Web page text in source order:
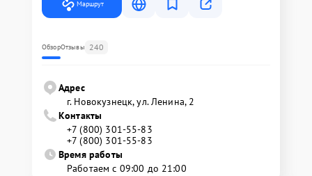
Маршрут
ОбзорОтзывы 240
Адрес
г. Новокузнецк, ул. Ленина, 2
Контакты
+7 (800) 301-55-83
+7 (800) 301-55-83
Время работы
Работаем с 09:00 до 21:00